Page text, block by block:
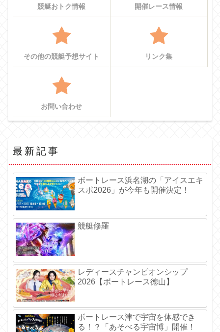
競艇おトク情報 開催レース情報
その他の競艇予想サイト リンク集
お問い合わせ
最新記事
ボートレース浜名湖の「アイスエキ
スポ2026」が今年も開催決定！
競艇修羅
レディースチャンピオンシップ
2026【ボートレース徳山】
ボートレース津で宇宙を体感でき
る！？「あそべる宇宙博」開催！